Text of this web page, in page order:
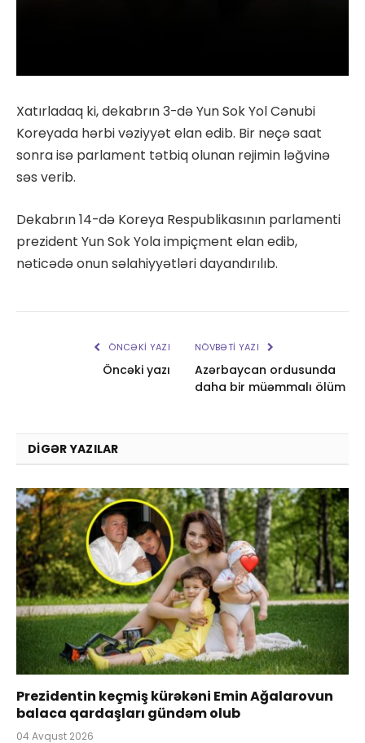
Xatırladaq ki, dekabrın 3-də Yun Sok Yol Cənubi
Koreyada hərbi vəziyyət elan edib. Bir neçə saat
sonra isə parlament tətbiq olunan rejimin ləğvinə
səs verib.
Dekabrın 14-də Koreya Respublikasının parlamenti
prezident Yun Sok Yola impiçment elan edib,
nəticədə onun səlahiyyətləri dayandırılıb.
ÖNCƏKI YAZI
Öncəki yazı
NÖVBƏTI YAZI
Azərbaycan ordusunda
daha bir müəmmalı ölüm
DIGƏR YAZILAR
Prezidentin keçmiş kürəkəni Emin Ağalarovun
balaca qardaşları gündəm olub
04 Avqust 2026